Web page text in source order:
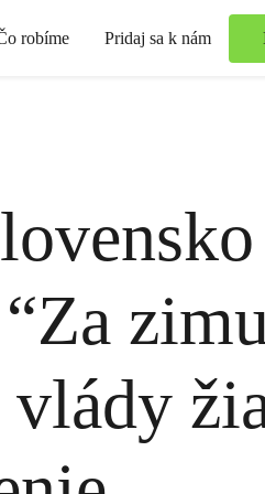
robíme Pridaj sa k nám